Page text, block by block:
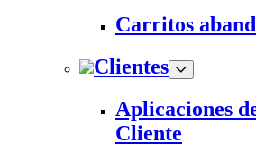
Carritos
Clientes
Aplicaciones
Cliente